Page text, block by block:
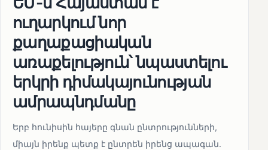
ուղարկում նոր
քաղաքացիական
առաքելություն՝ նպաստելու
երկրի դիմակայունության
ամրապնդմանը
Երբ հունիսին հայերը գնան ընտրությունների,
միայն իրենք պետք է ընտրեն իրենց ապագան.